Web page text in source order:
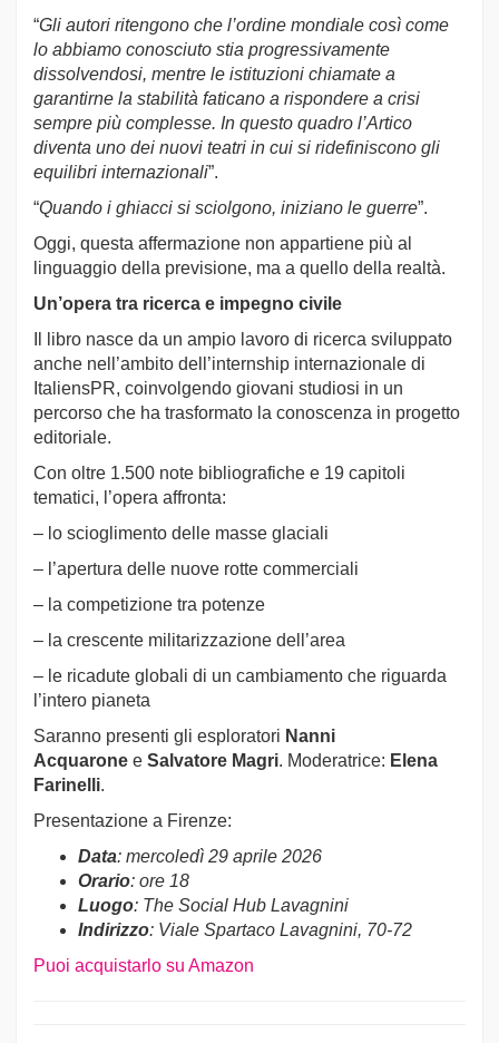
“Gli autori ritengono che l’ordine mondiale così come
lo abbiamo conosciuto stia progressivamente
dissolvendosi, mentre le istituzioni chiamate a
garantirne la stabilità faticano a rispondere a crisi
sempre più complesse. In questo quadro l’Artico
diventa uno dei nuovi teatri in cui si ridefiniscono gli
equilibri internazionali”.
“Quando i ghiacci si sciolgono, iniziano le guerre”.
Oggi, questa affermazione non appartiene più al
linguaggio della previsione, ma a quello della realtà.
Un’opera tra ricerca e impegno civile
Il libro nasce da un ampio lavoro di ricerca sviluppato
anche nell’ambito dell’internship internazionale di
ItaliensPR, coinvolgendo giovani studiosi in un
percorso che ha trasformato la conoscenza in progetto
editoriale.
Con oltre 1.500 note bibliografiche e 19 capitoli
tematici, l’opera affronta:
– lo scioglimento delle masse glaciali
– l’apertura delle nuove rotte commerciali
– la competizione tra potenze
– la crescente militarizzazione dell’area
– le ricadute globali di un cambiamento che riguarda
l’intero pianeta
Saranno presenti gli esploratori Nanni
Acquarone e Salvatore Magri. Moderatrice: Elena
Farinelli.
Presentazione a Firenze:
Data: mercoledì 29 aprile 2026
Orario: ore 18
Luogo: The Social Hub Lavagnini
Indirizzo: Viale Spartaco Lavagnini, 70-72
Puoi acquistarlo su Amazon